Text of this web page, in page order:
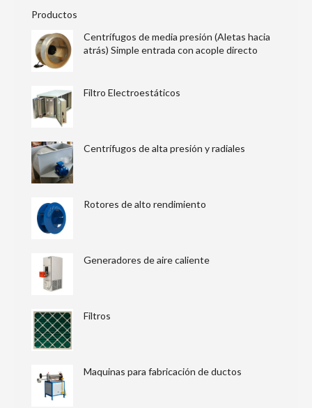
Productos
Centrífugos de media presión (Aletas hacia
atrás) Simple entrada con acople directo
Filtro Electroestáticos
Centrífugos de alta presión y radiales
Rotores de alto rendimiento
Generadores de aire caliente
Filtros
Maquinas para fabricación de ductos